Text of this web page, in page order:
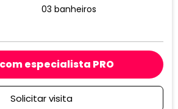
03 banheiros
especialista PRO
Solicitar visita